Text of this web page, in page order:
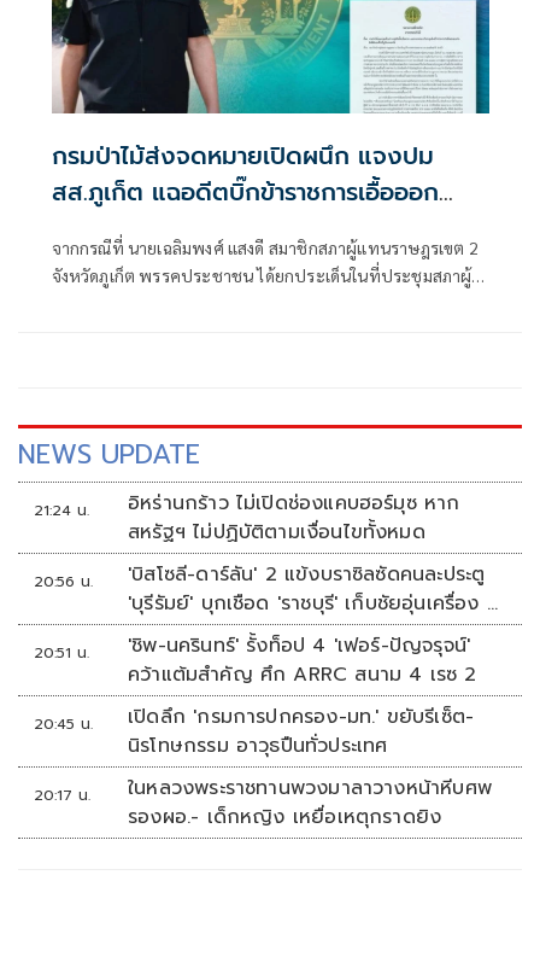
กรมป่าไม้ส่งจดหมายเปิดผนึก แจงปม
สส.ภูเก็ต แฉอดีตบิ๊กข้าราชการเอื้อออก
โฉนด 'หาดฟรีดอม-เกาะกระดาน' ยันไล่ออก
แล้ว-ไม่มีการจ่ายบำนาญ
จากกรณีที่ นายเฉลิมพงศ์ แสงดี สมาชิกสภาผู้แทนราษฎรเขต 2
จังหวัดภูเก็ต พรรคประชาชน ได้ยกประเด็นในที่ประชุมสภาผู้
NEWS UPDATE
21:24 น.
อิหร่านกร้าว ไม่เปิดช่องแคบฮอร์มุซ หาก
สหรัฐฯ ไม่ปฏิบัติตามเงื่อนไขทั้งหมด
20:56 น.
'บิสโซลี-ดาร์ลัน' 2 แข้งบราซิลซัดคนละประตู
'บุรีรัมย์' บุกเชือด 'ราชบุรี' เก็บชัยอุ่นเครื่อง 4
นัดรวด
20:51 น.
'ชิพ-นครินทร์' รั้งท็อป 4 'เฟอร์-ปัญจรุจน์'
คว้าแต้มสำคัญ ศึก ARRC สนาม 4 เรซ 2
20:45 น.
เปิดลึก 'กรมการปกครอง-มท.' ขยับรีเซ็ต-
นิรโทษกรรม อาวุธปืนทั่วประเทศ
20:17 น.
ในหลวงพระราชทานพวงมาลาวางหน้าหีบศพ
รองผอ.- เด็กหญิง เหยื่อเหตุกราดยิง